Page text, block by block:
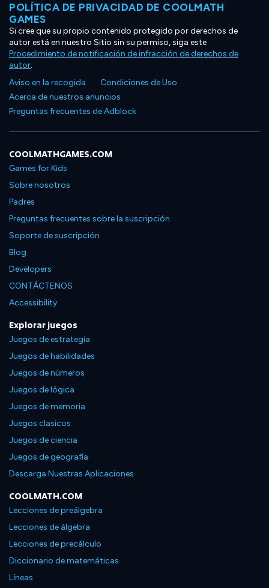
POLÍTICA DE PRIVACIDAD DE COOLMATH
GAMES
Si cree que su propio contenido protegido por derechos de
autor está en nuestro Sitio sin su permiso, siga este
Procedimiento de notificación de infracción de derechos de
autor.
Aviso en la recogida
Condiciones de Uso
Acerca de nuestros anuncios
Preguntas frecuentes de Adblock
COOLMATHGAMES.COM
Games for Kids
Sobre nosotros
Padres
Preguntas frecuentes sobre la suscripción
Soporte de suscripción
Blog
Developers
CONTÁCTENOS
Accessibility
Explorar juegos
Juegos de estrategia
Juegos de habilidades
Juegos de números
Juegos de lógica
Juegos de memoria
Juegos clasicos
Juegos de ciencia
Juegos de geografía
Descarga Nuestras Aplicaciones
COOLMATH.COM
Lecciones de preálgebra
Lecciones de álgebra
Lecciones de precálculo
Diccionario de matemáticas
Líneas